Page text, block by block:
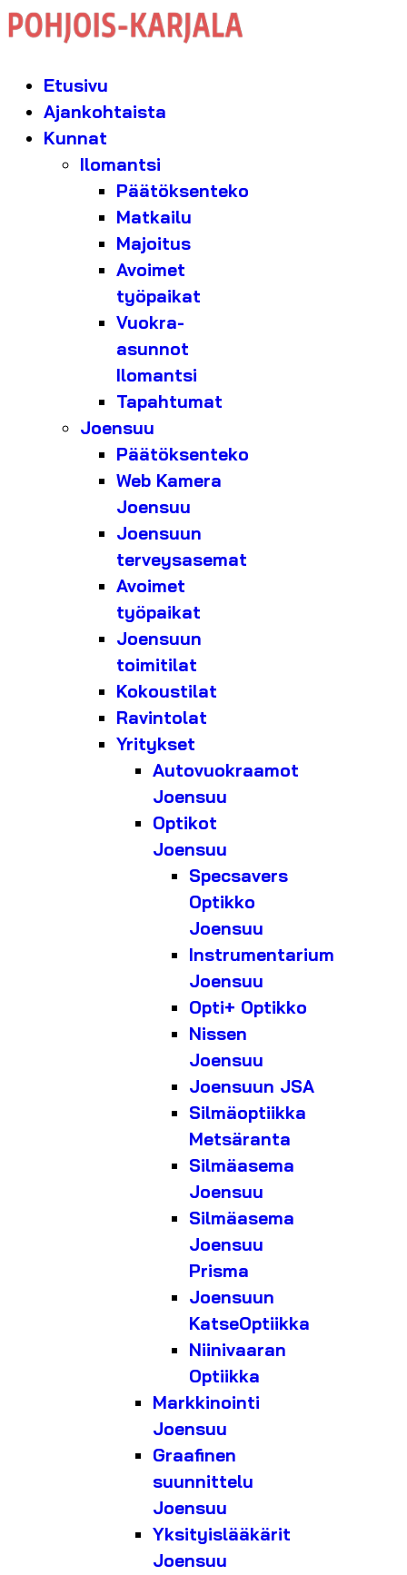
Etusivu
Ajankohtaista
Kunnat
Ilomantsi
Päätöksenteko
Matkailu
Majoitus
Avoimet
työpaikat
Vuokra-
asunnot
Ilomantsi
Tapahtumat
Joensuu
Päätöksenteko
Web Kamera
Joensuu
Joensuun
terveysasemat
Avoimet
työpaikat
Joensuun
toimitilat
Kokoustilat
Ravintolat
Yritykset
Autovuokraamot
Joensuu
Optikot
Joensuu
Specsavers
Optikko
Joensuu
Instrumentarium
Joensuu
Opti+ Optikko
Nissen
Joensuu
Joensuun JSA
Silmäoptiikka
Metsäranta
Silmäasema
Joensuu
Silmäasema
Joensuu
Prisma
Joensuun
KatseOptiikka
Niinivaaran
Optiikka
Markkinointi
Joensuu
Graafinen
suunnittelu
Joensuu
Yksityislääkärit
Joensuu